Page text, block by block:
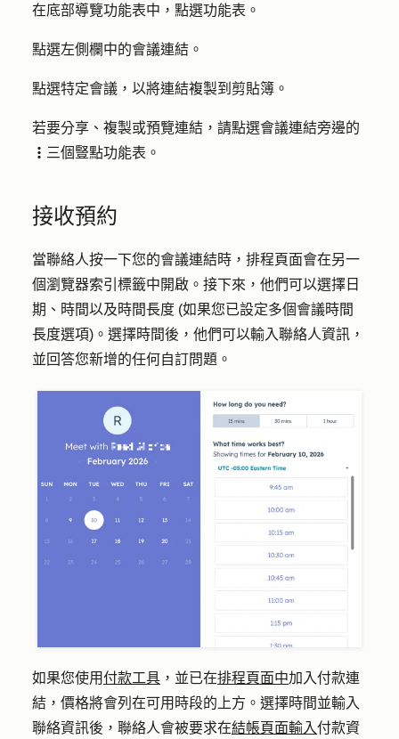
在底部導覽功能表中，點選功能表 。
點選左側欄中的會議連結 。
點選特定會議 ，以將連結複製到剪貼簿。
若要分享、複製或預覽連結，請點選會議連結旁邊的
verticalMenu 三個豎點功能表 。
接收預約
當聯絡人按一下您的會議連結時，排程頁面會在另一
個瀏覽器索引標籤中開啟。接下來，他們可以選擇日
期、時間以及時間長度 (如果您已設定多個會議時間
長度選項)。選擇時間後，他們可以輸入聯絡人資訊，
並回答您新增的任何自訂問題。
如果您使用付款工具 ，並已在排程頁面中加入付款連
結，價格將會列在可用時段的上方。選擇時間並輸入
聯絡資訊後，聯絡人會被要求在結帳頁面輸入付款資